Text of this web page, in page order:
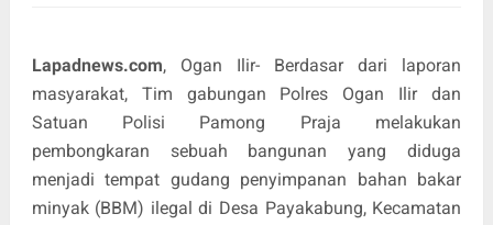
Lapadnews.com, Ogan Ilir- Berdasar dari laporan
masyarakat, Tim gabungan Polres Ogan Ilir dan
Satuan Polisi Pamong Praja melakukan
pembongkaran sebuah bangunan yang diduga
menjadi tempat gudang penyimpanan bahan bakar
minyak (BBM) ilegal di Desa Payakabung, Kecamatan